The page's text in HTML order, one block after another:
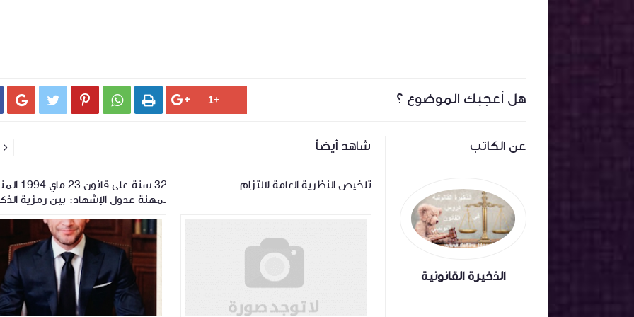
هل أعجبك الموضوع ؟     
عن الكاتب
الذخيرة القانونية
شاهد أيضاً
تلخيص النظرية العامة لالتزام
32 سنة على
لمهنة عدول الإشهاد: بين رمزية
